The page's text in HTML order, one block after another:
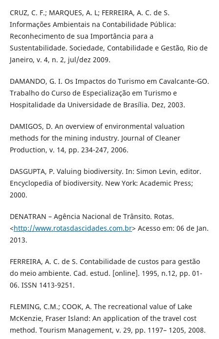
CRUZ, C. F.; MARQUES, A. L; FERREIRA, A. C. de S.
Informações Ambientais na Contabilidade Pública:
Reconhecimento de sua Importância para a
Sustentabilidade. Sociedade, Contabilidade e Gestão, Rio de
Janeiro, v. 4, n. 2, jul/dez 2009.
DAMANDO, G. I. Os Impactos do Turismo em Cavalcante-GO.
Trabalho do Curso de Especialização em Turismo e
Hospitalidade da Universidade de Brasília. Dez, 2003.
DAMIGOS, D. An overview of environmental valuation
methods for the mining industry. Journal of Cleaner
Production, v. 14, pp. 234-247, 2006.
DASGUPTA, P. Valuing biodiversity. In: Simon Levin, editor.
Encyclopedia of biodiversity. New York: Academic Press;
2000.
DENATRAN – Agência Nacional de Trânsito. Rotas.
<http://www.rotasdascidades.com.br> Acesso em: 06 de Jan.
2013.
FERREIRA, A. C. de S. Contabilidade de custos para gestão
do meio ambiente. Cad. estud. [online]. 1995, n.12, pp. 01-
06. ISSN 1413-9251.
FLEMING, C.M.; COOK, A. The recreational value of Lake
McKenzie, Fraser Island: An application of the travel cost
method. Tourism Management, v. 29, pp. 1197– 1205, 2008.